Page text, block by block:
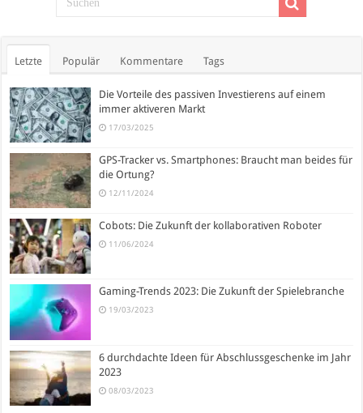
Letzte Populär Kommentare Tags
Die Vorteile des passiven Investierens auf einem
immer aktiveren Markt
17/03/2025
GPS-Tracker vs. Smartphones: Braucht man beides für
die Ortung?
12/11/2024
Cobots: Die Zukunft der kollaborativen Roboter
11/06/2024
Gaming-Trends 2023: Die Zukunft der Spielebranche
19/03/2023
6 durchdachte Ideen für Abschlussgeschenke im Jahr
2023
08/03/2023